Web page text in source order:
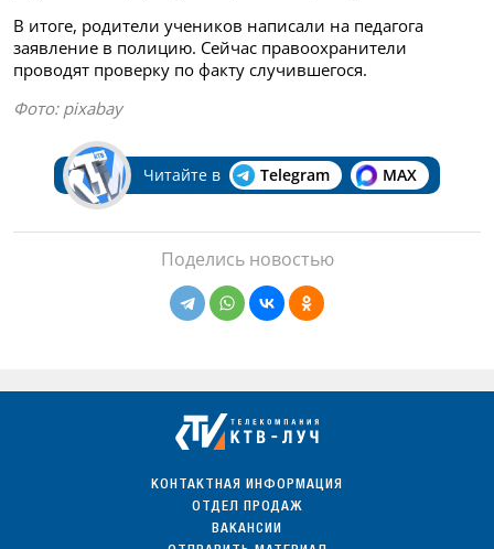
В итоге, родители учеников написали на педагога
заявление в полицию. Сейчас правоохранители
проводят проверку по факту случившегося.
Фото: pixabay
Читайте в Telegram MAX
Поделись новостью
КОНТАКТНАЯ ИНФОРМАЦИЯ
ОТДЕЛ ПРОДАЖ
ВАКАНСИИ